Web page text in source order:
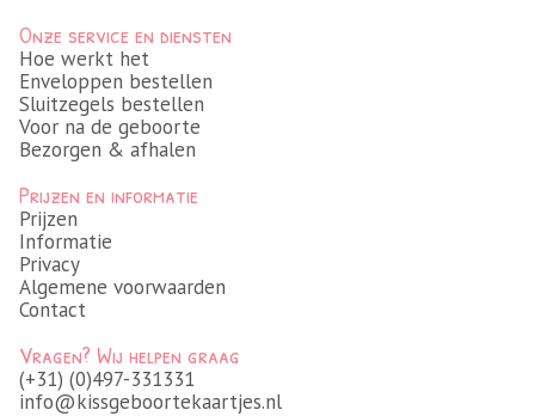
Onze service en diensten
Hoe werkt het
Enveloppen bestellen
Sluitzegels bestellen
Voor na de geboorte
Bezorgen & afhalen
Prijzen en informatie
Prijzen
Informatie
Privacy
Algemene voorwaarden
Contact
Vragen? Wij helpen graag
(+31) (0)497-331331
info@kissgeboortekaartjes.nl